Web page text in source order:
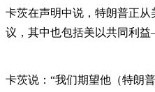
卡茨在声明中说，特朗普正
议，其中也包括美以共同利
卡茨说：“我们期望他（特朗